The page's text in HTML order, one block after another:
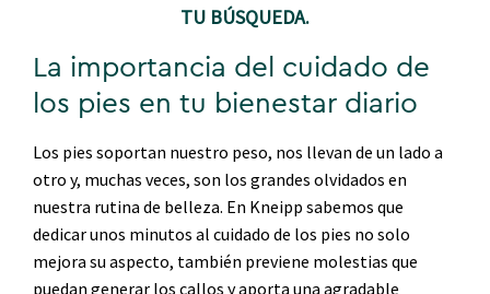
TU BÚSQUEDA.
La importancia del cuidado de
los pies en tu bienestar diario
Los pies soportan nuestro peso, nos llevan de un lado a
otro y, muchas veces, son los grandes olvidados en
nuestra rutina de belleza. En Kneipp sabemos que
dedicar unos minutos al cuidado de los pies no solo
mejora su aspecto, también previene molestias que
puedan generar los callos y aporta una agradable